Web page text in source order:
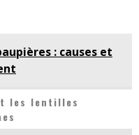
: causes et
les lentilles